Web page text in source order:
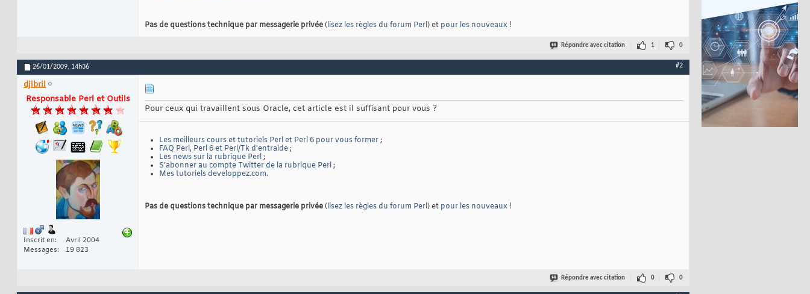
Pas de questions technique par messagerie privée(lisez les règles du forum Perl) et pour les nouveaux !
Répondre avec citation 1 0
26/01/2009, 14h36 #2
djibril
Responsable Perl et Outils
Inscrit en
Avril 2004
Messages
19 823
Pour ceux qui travaillent sous Oracle, cet article est il suffisant pour vous ?
Les meilleurs cours et tutoriels Perl et Perl 6 pour vous former;
FAQ Perl, Perl 6 et Perl/Tk d'entraide;
Les news sur la rubrique Perl;
S'abonner au compte Twitter de la rubrique Perl;
Mes tutoriels developpez.com.
Pas de questions technique par messagerie privée(lisez les règles du forum Perl) et pour les nouveaux !
Répondre avec citation 0 0